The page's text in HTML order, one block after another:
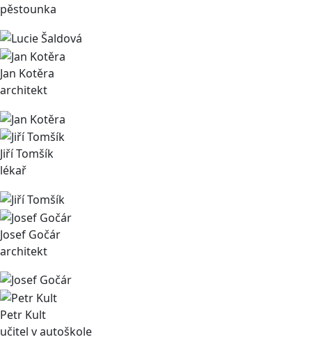
pěstounka
Jan Kotěra
architekt
Jiří Tomšík
lékař
Josef Gočár
architekt
Petr Kult
učitel v autoškole